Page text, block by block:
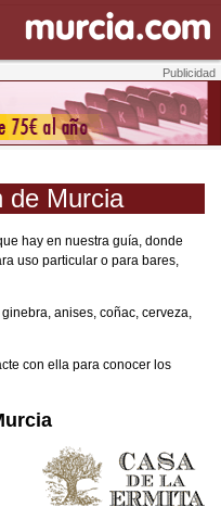
de Murcia
hay en nuestra guía, donde
uso particular o para bares,
anises, coñac, cerveza,
con ella para conocer los